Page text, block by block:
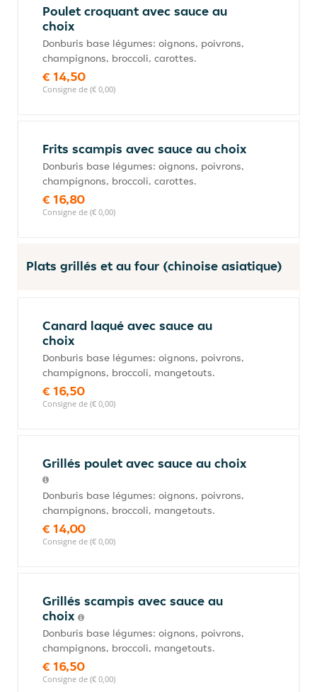
Poulet croquant avec sauce au
choix
Donburis base légumes: oignons, poivrons,
champignons, broccoli, carottes.
€ 14,50
Consigne de (€ 0,00)
Frits scampis avec sauce au choix
Donburis base légumes: oignons, poivrons,
champignons, broccoli, carottes.
€ 16,80
Consigne de (€ 0,00)
Plats grillés et au four (chinoise asiatique)
Canard laqué avec sauce au
choix
Donburis base légumes: oignons, poivrons,
champignons, broccoli, mangetouts.
€ 16,50
Consigne de (€ 0,00)
Grillés poulet avec sauce au choix
Donburis base légumes: oignons, poivrons,
champignons, broccoli, mangetouts.
€ 14,00
Consigne de (€ 0,00)
Grillés scampis avec sauce au
choix
Donburis base légumes: oignons, poivrons,
champignons, broccoli, mangetouts.
€ 16,50
Consigne de (€ 0,00)